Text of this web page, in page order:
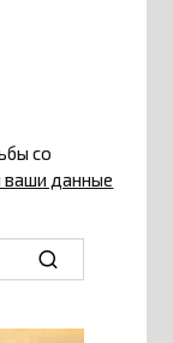
со
ваши данные